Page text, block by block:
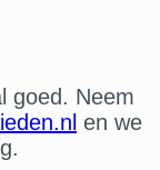
goed. Neem
en we